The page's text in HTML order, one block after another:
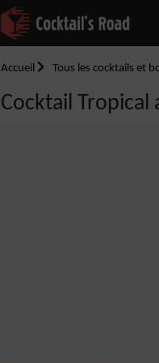
Accueil Tous les cocktails et
Cocktail Tropical